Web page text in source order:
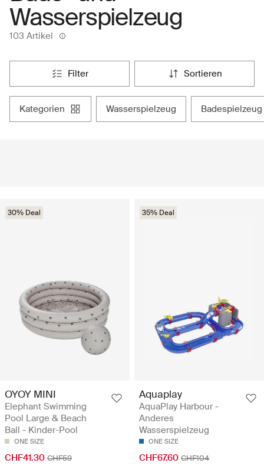
Wasserspielzeug
103 Artikel
filter sortieren
kategorien wasserspielzeug badespielzeug
30% Deal
OYOY MINI
Elephant Swimming
Pool Large & Beach
Ball - Kinder-Pool
ONE SIZE
CHF41.30 CHF59
35% Deal
Aquaplay
AquaPlay Harbour -
Anderes
Wasserspielzeug
ONE SIZE
CHF67.60 CHF104